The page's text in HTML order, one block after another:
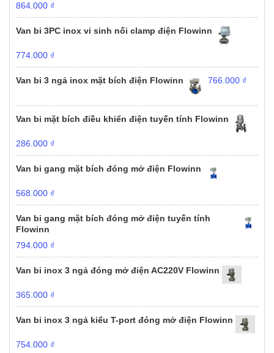
864.000 ₫
Van bi 3PC inox vi sinh nối clamp điện Flowinn
774.000 ₫
Van bi 3 ngả inox mặt bích điện Flowinn 766.000 ₫
Van bi mặt bích điều khiển điện tuyến tính Flowinn
286.000 ₫
Van bi gang mặt bích đóng mở điện Flowinn
568.000 ₫
Van bi gang mặt bích đóng mở điện tuyến tính
Flowinn
794.000 ₫
Van bi inox 3 ngả đóng mở điện AC220V Flowinn
365.000 ₫
Van bi inox 3 ngả kiểu T-port đóng mở điện Flowinn
754.000 ₫